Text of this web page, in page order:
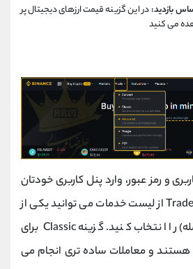
بازدید:در این گزینه قیمت ارزهای دیجیتال پر
می کنید
و رمز عبور، وارد پنل کاربری خودتان
شوید. با انتخاب گزینه Trade از لیست خدمات می توانید یکی از
روش های ترید (معامله) را انتخاب کنید. گزینه Classic برای
و معاملات ساده تری انجام می